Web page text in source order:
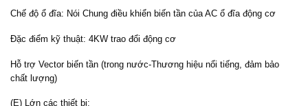
Chế độ ổ đĩa: Nói Chung điều khiển biến tần của AC ổ đĩa động cơ
Đặc điểm kỹ thuật: 4KW trao đổi động cơ
Hỗ trợ Vector biến tần (trong nước-Thương hiệu nổi tiếng, đảm bảo
chất lượng)
(E) Lớn các thiết bị: